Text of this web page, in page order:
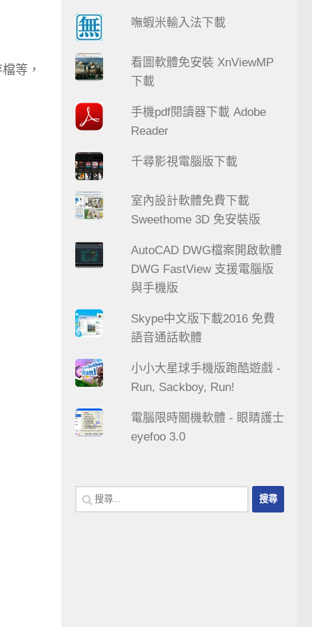
等，
嘸蝦米輸入法下載
看圖軟體免安裝 XnViewMP
下載
手機pdf閱讀器下載 Adobe
Reader
千尋影視電腦版下載
室內設計軟體免費下載
Sweethome 3D 免安裝版
AutoCAD DWG檔案開啟軟體
DWG FastView 支援電腦版
與手機版
Skype中文版下載2016 免費
語音通話軟體
小小大星球手機版跑酷遊戲 -
Run, Sackboy, Run!
電腦限時關機軟體 - 眼睛護士
eyefoo 3.0
搜
尋